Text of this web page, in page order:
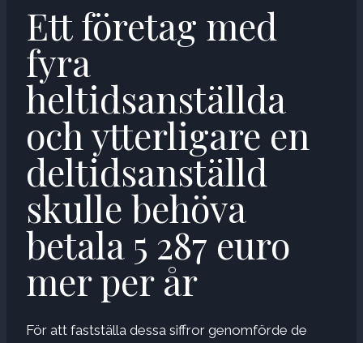
Ett företag med
fyra
heltidsanställda
och ytterligare en
deltidsanställd
skulle behöva
betala 5 287 euro
mer per år
För att fastställa dessa siffror genomförde de